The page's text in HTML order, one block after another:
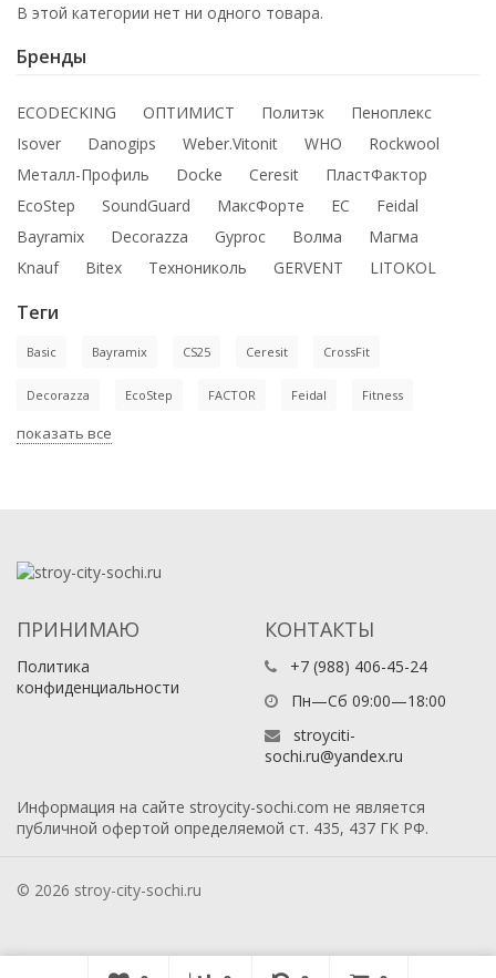
В этой категории нет ни одного товара.
Бренды
ECODECKING ОПТИМИСТ Политэк
Пеноплекс
Isover
Danogips Weber.Vitonit WHO
Rockwool
Металл-Профиль
Docke Ceresit
ПластФактор
EcoStep
SoundGuard МаксФорте ЕС
Feidal
Bayramix
Decorazza Gyproc Волма
Магма
Knauf
Bitex Технониколь GERVENT LITOKOL
Теги
Basic Bayramix CS25 Ceresit CrossFit
Decorazza EcoStep FACTOR Feidal Fitness
показать все
ПРИНИМАЮ
Политика
конфиденциальности
КОНТАКТЫ
+7 (988) 406-45-24
Пн—Сб 09:00—18:00
stroyciti-
sochi.ru@yandex.ru
Информация на сайте stroycity-sochi.com не является
публичной офертой определяемой ст. 435, 437 ГК РФ.
© 2026 stroy-city-sochi.ru